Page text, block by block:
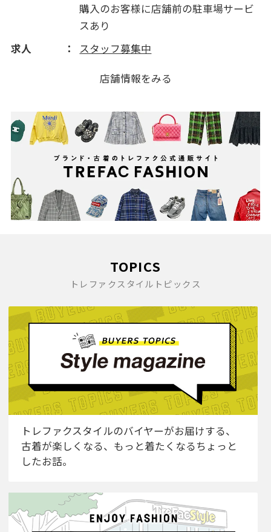
購入のお客様に店舗前の駐車場サービ
スあり
求人
スタッフ募集中
店舗情報をみる
TOPICS
トレファクスタイルトピックス
トレファクスタイルのバイヤーがお届けする、
古着が楽しくなる、もっと着たくなるちょっと
したお話。